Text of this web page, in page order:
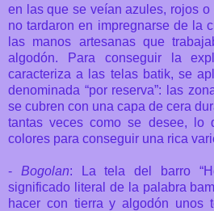
en las que se veían azules, rojos
no tardaron en impregnarse de la
las manos artesanas que
algodón. Para conseguir la
caracteriza a las telas batik, se
denominada “por reserva”: las
se cubren con una capa de cera
tantas veces como se desee, lo
colores para conseguir una rica
- Bogolan: La tela del barro
significado literal de la palabra
hacer con tierra y algodón unos